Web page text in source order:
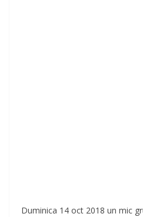
Duminica 14 oct 2018 un mic